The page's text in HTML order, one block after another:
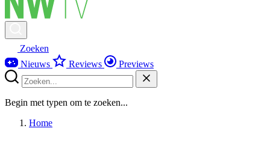
Zoeken
Nieuws
Reviews Previews
Begin met typen om te zoeken...
Home